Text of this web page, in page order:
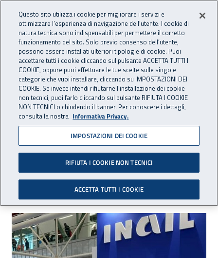
INAIL - Istituto Nazionale
Apri cerca
Navigazione principale
Navigazione - Ti trovi in:
Home Inail comunica Eventi
dal 15 al 17 ottobre 2019
Evento - "Ambiente Lavoro
Bologna, 15-17 ottobre 2019
Evento - "Ambiente Lavoro 2019"
Questo sito utilizza i cookie per migliorare i servizi e
ottimizzare l’esperienza di navigazione dell’utente. I cookie di
natura tecnica sono indispensabili per permettere il corretto
funzionamento del sito. Solo previo consenso dell’utente,
possono essere installati ulteriori tipologie di cookie. Puoi
accettare tutti i cookie cliccando sul pulsante ACCETTA TUTTI I
COOKIE, oppure puoi effettuare le tue scelte sulle singole
categorie che vuoi installare, cliccando su IMPOSTAZIONI DEI
COOKIE. Se invece intendi rifiutarne l’installazione dei cookie
non tecnici, puoi farlo cliccando sul pulsante RIFIUTA I COOKIE
NON TECNICI o chiudendo il banner. Per conoscere i dettagli,
consulta la nostra Informativa Privacy.
IMPOSTAZIONI DEI COOKIE
RIFIUTA I COOKIE NON TECNICI
ACCETTA TUTTI I COOKIE